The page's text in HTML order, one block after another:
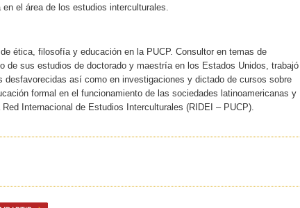
el área de los estudios interculturales.
ética, filosofía y educación en la PUCP. Consultor en temas de
de sus estudios de doctorado y maestría en los Estados Unidos, trabajó
desfavorecidas así como en investigaciones y dictado de cursos sobre
formal en el funcionamiento de las sociedades latinoamericanas y
Internacional de Estudios Interculturales (RIDEI – PUCP).